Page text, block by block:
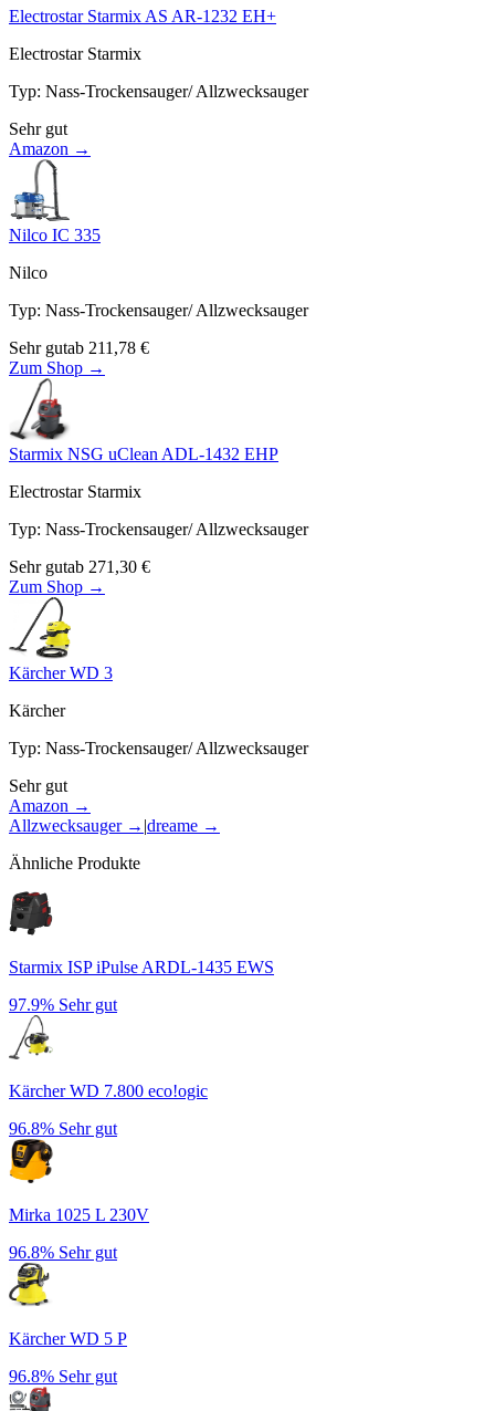
Electrostar Starmix AS AR-1232 EH+
Electrostar Starmix
Typ: Nass-Trockensauger/ Allzwecksauger
Sehr gut
Amazon →
Nilco IC 335
Nilco
Typ: Nass-Trockensauger/ Allzwecksauger
Sehr gutab 211,78 €
Zum Shop →
Starmix NSG uClean ADL-1432 EHP
Electrostar Starmix
Typ: Nass-Trockensauger/ Allzwecksauger
Sehr gutab 271,30 €
Zum Shop →
Kärcher WD 3
Kärcher
Typ: Nass-Trockensauger/ Allzwecksauger
Sehr gut
Amazon →
Allzwecksauger→ |dreame →
Ähnliche Produkte
Starmix ISP iPulse ARDL-1435 EWS
97.9% Sehr gut
Kärcher WD 7.800 eco!ogic
96.8% Sehr gut
Mirka 1025 L 230V
96.8% Sehr gut
Kärcher WD 5 P
96.8% Sehr gut